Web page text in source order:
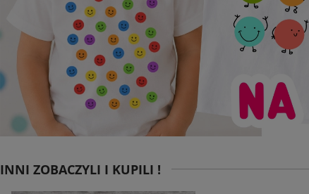
INNI ZOBACZYLI I KUPILI !